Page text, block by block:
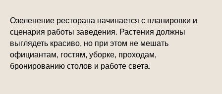
Озеленение ресторана начинается с планировки и
сценария работы заведения. Растения должны
выглядеть красиво, но при этом не мешать
официантам, гостям, уборке, проходам,
бронированию столов и работе света.